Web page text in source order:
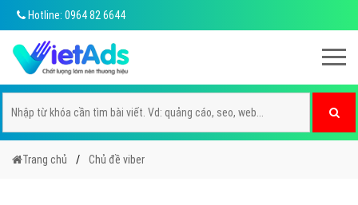
Hotline: 0964 82 6644
Trang chủ Chủ đề viber